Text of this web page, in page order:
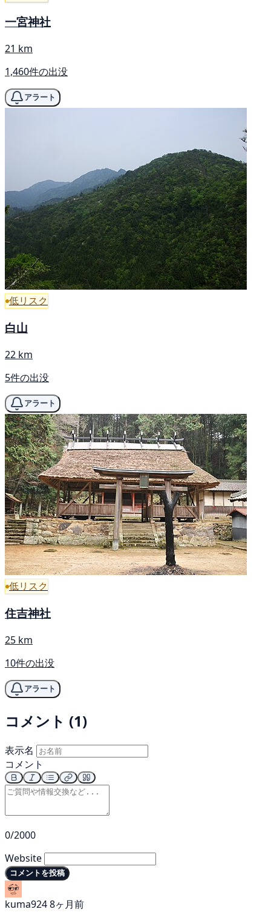
一宮神社
21 km
1,460件の出没
アラート
低リスク
白山
22 km
5件の出没
アラート
低リスク
住吉神社
25 km
10件の出没
アラート
コメント (1)
表示名
コメント
0/2000
Website
コメントを投稿
kuma9248ヶ月前